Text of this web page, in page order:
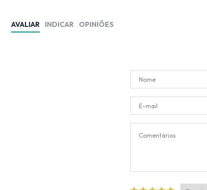
AVALIAR INDICAR OPINIÕES